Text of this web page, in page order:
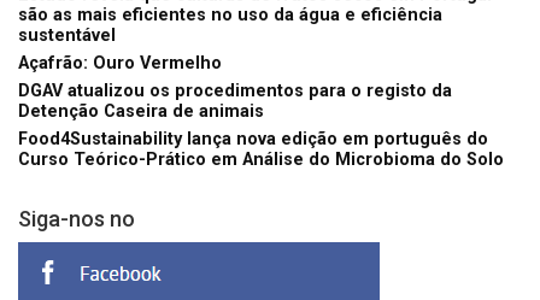
são as mais eficientes no uso da água e eficiência
sustentável
Açafrão: Ouro Vermelho
DGAV atualizou os procedimentos para o registo da
Detenção Caseira de animais
Food4Sustainability lança nova edição em português do
Curso Teórico-Prático em Análise do Microbioma do Solo
Siga-nos no